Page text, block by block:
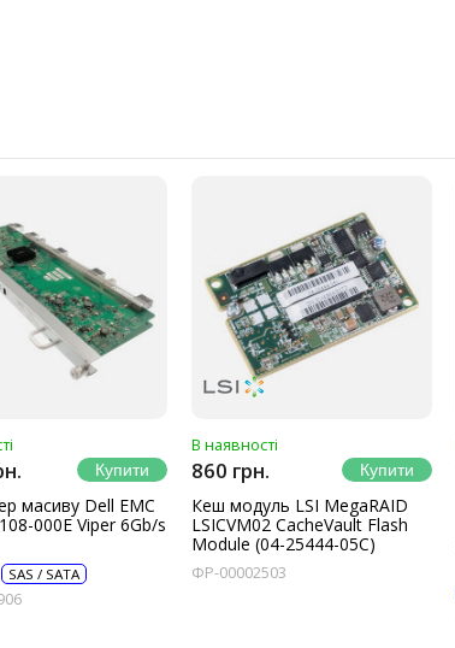
масиву Dell EMC
000E Viper 6Gb/s
SAS / SATA
В наявності
860 грн.
Кеш модуль LSI MegaRAID
LSICVM02 CacheVault Flash
Module (04-25444-05C)
ФР-00002503